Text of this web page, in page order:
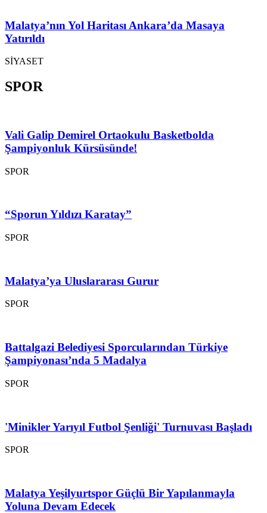
Malatya’nın Yol Haritası Ankara’da Masaya
Yatırıldı
SİYASET
SPOR
Vali Galip Demirel Ortaokulu Basketbolda
Şampiyonluk Kürsüsünde!
SPOR
“Sporun Yıldızı Karatay”
SPOR
Malatya’ya Uluslararası Gurur
SPOR
Battalgazi Belediyesi Sporcularından Türkiye
Şampiyonası’nda 5 Madalya
SPOR
'Minikler Yarıyıl Futbol Şenliği' Turnuvası Başladı
SPOR
Malatya Yeşilyurtspor Güçlü Bir Yapılanmayla
Yoluna Devam Edecek